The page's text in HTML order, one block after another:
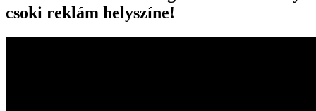
csoki reklám helyszíne!